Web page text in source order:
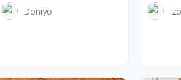
Doniyo